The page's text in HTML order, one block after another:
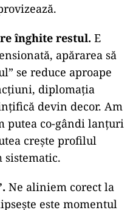
înghite restul. E
apărarea să
se reduce aproape
diplomația
devin decor. Am
putea co-gândi lanțuri
crește profilul
Ne aliniem corect la
este momentul